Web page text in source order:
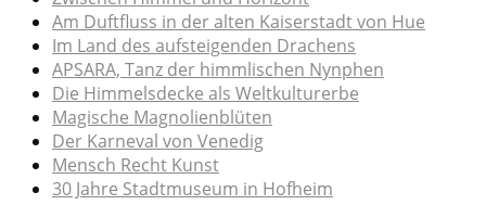
Am Duftfluss in der alten Kaiserstadt von Hue
Im Land des aufsteigenden Drachens
APSARA, Tanz der himmlischen Nynphen
Die Himmelsdecke als Weltkulturerbe
Magische Magnolienblüten
Der Karneval von Venedig
Mensch Recht Kunst
30 Jahre Stadtmuseum in Hofheim